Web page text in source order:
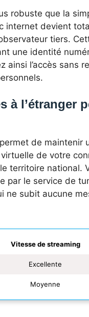
robuste que la
internet devient
tiers.
une identité
ainsi l’accès sans
à l’étranger
de maintenir
de votre
territoire national.
par le service de
ne subit aucune
Vitesse de streaming
Excellente
Moyenne